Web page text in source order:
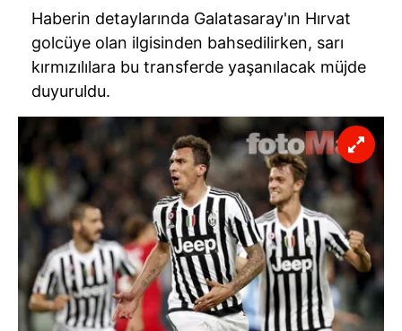
Haberin detaylarında Galatasaray'ın Hırvat
golcüye olan ilgisinden bahsedilirken, sarı
kırmızılılara bu transferde yaşanılacak müjde
duyuruldu.